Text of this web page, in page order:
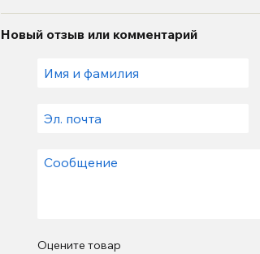
Новый отзыв или комментарий
Оцените товар